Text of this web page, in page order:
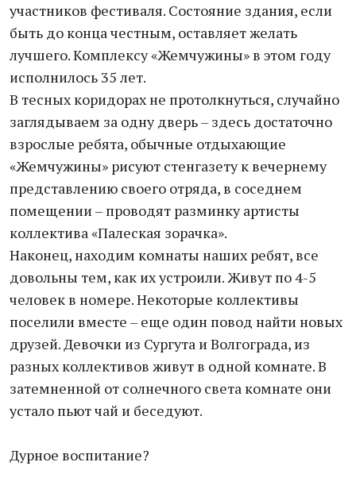
участников фестиваля. Состояние здания, если
быть до конца честным, оставляет желать
лучшего. Комплексу «Жемчужины» в этом году
исполнилось 35 лет.
В тесных коридорах не протолкнуться, случайно
заглядываем за одну дверь – здесь достаточно
взрослые ребята, обычные отдыхающие
«Жемчужины» рисуют стенгазету к вечернему
представлению своего отряда, в соседнем
помещении – проводят разминку артисты
коллектива «Палеская зорачка».
Наконец, находим комнаты наших ребят, все
довольны тем, как их устроили. Живут по 4-5
человек в номере. Некоторые коллективы
поселили вместе – еще один повод найти новых
друзей. Девочки из Сургута и Волгограда, из
разных коллективов живут в одной комнате. В
затемненной от солнечного света комнате они
устало пьют чай и беседуют.
Дурное воспитание?